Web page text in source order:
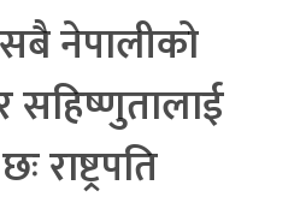
नेपालीको
राष्ट्रपति